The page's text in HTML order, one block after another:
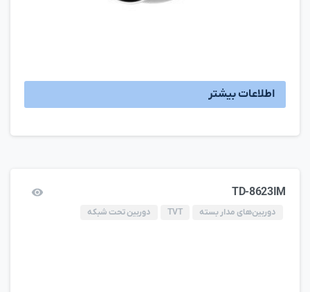
اطلاعات بیشتر
TD-8623IM
دوربین‌های مدار بسته TVT دوربین تحت شبکه